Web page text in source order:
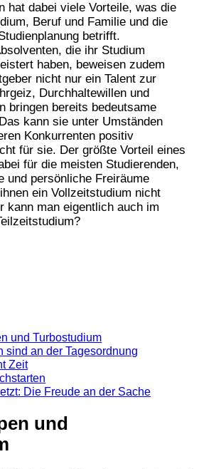
hat dabei viele Vorteile, was die
Beruf und Familie und die
betrifft.
die ihr Studium
haben, beweisen zudem
nicht nur ein Talent zur
Durchhaltewillen und
bringen bereits bedeutsame
kann sie unter Umständen
Konkurrenten positiv
für sie. Der größte Vorteil eines
für die meisten Studierenden,
und persönliche Freiräume
ein Vollzeitstudium nicht
kann man eigentlich auch im
und Turbostudium
sind an der Tagesordnung
Zeit
Die Freude an der Sache
und